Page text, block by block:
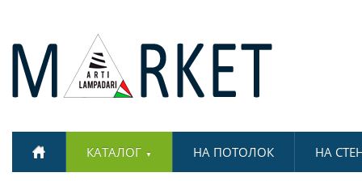
КАТАЛОГ ▼ НА ПОТОЛОК НА